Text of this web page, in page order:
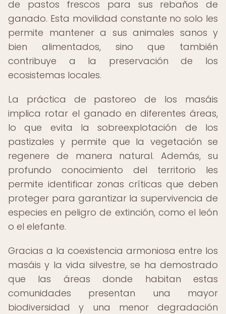
de pastos frescos para sus rebaños de
ganado. Esta movilidad constante no solo les
permite mantener a sus animales sanos y
bien alimentados, sino que también
contribuye a la preservación de los
ecosistemas locales.
La práctica de pastoreo de los masáis
implica rotar el ganado en diferentes áreas,
lo que evita la sobreexplotación de los
pastizales y permite que la vegetación se
regenere de manera natural. Además, su
profundo conocimiento del territorio les
permite identificar zonas críticas que deben
proteger para garantizar la supervivencia de
especies en peligro de extinción, como el león
o el elefante.
Gracias a la coexistencia armoniosa entre los
masáis y la vida silvestre, se ha demostrado
que las áreas donde habitan estas
comunidades presentan una mayor
biodiversidad y una menor degradación